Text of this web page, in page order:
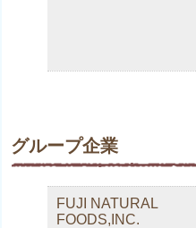
グループ企業
FUJI NATURAL
FOODS,INC.